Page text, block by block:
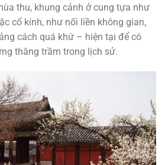
thu, khung cảnh ở cung tựa như
cổ kính, như nối liền không gian,
cách quá khứ – hiện tại để có
thăng trầm trong lịch sử.